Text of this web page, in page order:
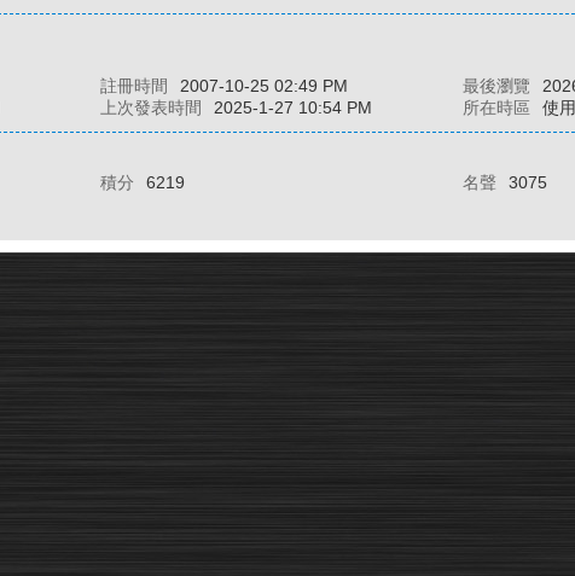
註冊時間 2007-10-25 02:49 PM 最後瀏覽
上次發表時間 2025-1-27 10:54 PM 所在時區 使
積分 6219 名聲
3075